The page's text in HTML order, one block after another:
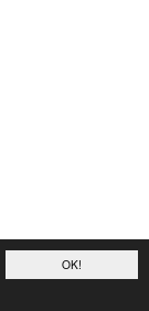
OK!